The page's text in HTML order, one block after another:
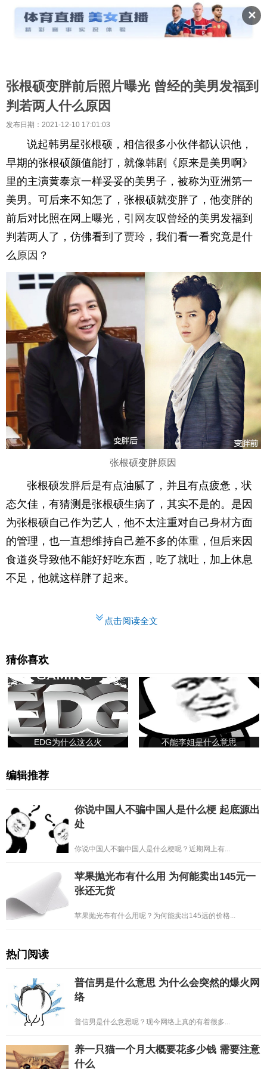
✕
张根硕变胖前后照片曝光 曾经的美男发福到
判若两人什么原因
发布日期：2021-12-10 17:01:03
说起韩男星张根硕，相信很多小伙伴都认识他，
早期的张根硕颜值能打，就像韩剧《原来是美男啊》
里的主演黄泰京一样妥妥的美男子，被称为亚洲第一
美男。可后来不知怎了，张根硕就变胖了，他变胖的
前后对比照在网上曝光，引 网友叹曾经的美男发福到
判若两人了，仿佛看到了贾玲 ，我们看一看究竟是什
么 原因 ？
张根硕变胖原因
张根硕发胖后是有点油腻了，并且有点疲惫，状
态欠佳，有猜测是张根硕生病了，其实不是的。是因
为张根硕自己作为艺人，他不太注重对自己身材方面
的管理，也一直想维持自己差不多的体重 ，但后来因
食道炎导致他不能好好吃东西，吃了就吐，加上休息
不足，他就这样胖了起来。
点击阅读全文
猜你喜欢
EDG为什么这么火 不能李姐是什么意思
编辑推荐
你说中国人不骗中国人是什么梗 起底源出
处
你说中国人不骗中国人是什么梗呢？近期网上有...
苹果抛光布有什么用 为何能卖出145元一
张还无货
苹果抛光布有什么用呢？为何能卖出145远的价格...
热门阅读
普信男是什么意思 为什么会突然的爆火网
络
普信男是什么意思呢？现今网络上真的有着很多...
养一只猫一个月大概要花多少钱 需要注意
什么